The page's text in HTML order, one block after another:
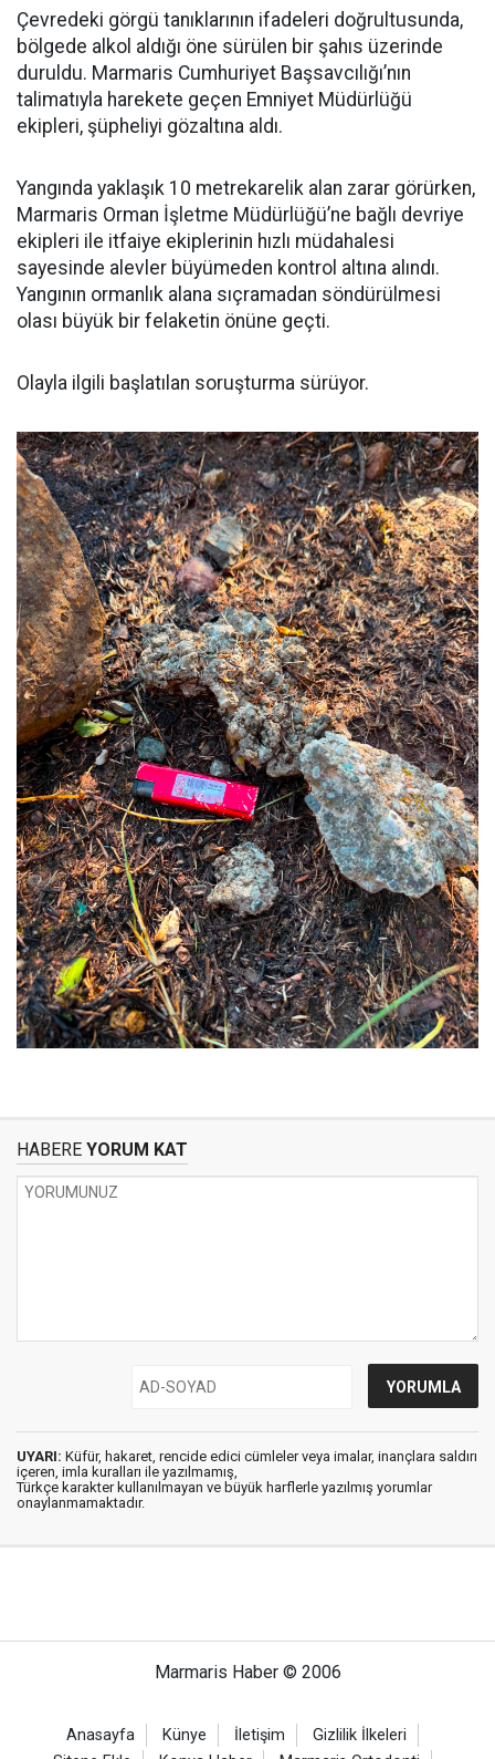
Çevredeki görgü tanıklarının ifadeleri doğrultusunda,
bölgede alkol aldığı öne sürülen bir şahıs üzerinde
duruldu. Marmaris Cumhuriyet Başsavcılığı’nın
talimatıyla harekete geçen Emniyet Müdürlüğü
ekipleri, şüpheliyi gözaltına aldı.
Yangında yaklaşık 10 metrekarelik alan zarar görürken,
Marmaris Orman İşletme Müdürlüğü’ne bağlı devriye
ekipleri ile itfaiye ekiplerinin hızlı müdahalesi
sayesinde alevler büyümeden kontrol altına alındı.
Yangının ormanlık alana sıçramadan söndürülmesi
olası büyük bir felaketin önüne geçti.
Olayla ilgili başlatılan soruşturma sürüyor.
HABERE YORUM KAT
UYARI: Küfür, hakaret, rencide edici cümleler veya imalar, inançlara saldırı
içeren, imla kuralları ile yazılmamış,
Türkçe karakter kullanılmayan ve büyük harflerle yazılmış yorumlar
onaylanmamaktadır.
Marmaris Haber © 2006
Anasayfa Künye İletişim
Gizlilik İlkeleri